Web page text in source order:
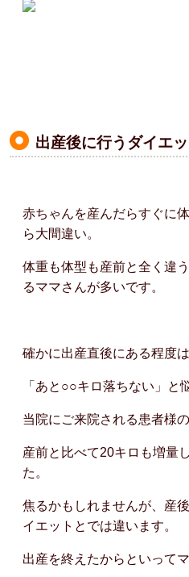
出産後に行うダイエ
赤ちゃんを産んだらすぐに
ら大間違い。
体重も体型も産前と全く違
るママさんが多いです。
確かに出産直後にある程度
「あと○○キロ落ちない」と
当院にご来院される患者様
産前と比べて20キロも増量
た。
焦るかもしれませんが、産
イエットとでは違います。
出産を終えたからといって